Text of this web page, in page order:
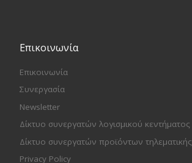
Επικοινωνία
Επικοινωνία
Συνεργασία
Newsletter
Δίκτυο συνεργατών λογισμικού κεντήματος
Δίκτυο συνεργατών προϊόντων τηλεματικής
Privacy Policy